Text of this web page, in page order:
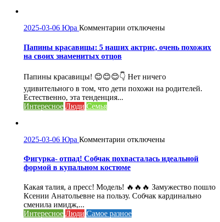
2025-03-06 Юра Комментарии к
Папины
красавицы:
актрис,
очень
отключены
Папины красавицы: 5 наших актрис, очень похожих
на своих знаменитых отцов
Папины красавицы! 😊😊😊👇 Нет ничего
удивительного в том, что дети похожи на родителей.
Естественно, эта тенденция...
Интересное Люди Семья
2025-03-06 Юра Комментарии к
Фигурка-
отпад!
похвасталась
идеальной
формой
в
купальном
отключены
Фигурка- отпад! Собчак похвасталась идеальной
формой в купальном костюме
Какая талия, а пресс! Модель! 🔥🔥🔥 Замужество пошло
Ксении Анатольевне на пользу. Собчак кардинально
сменила имидж,...
Интересное Люди Самое разное